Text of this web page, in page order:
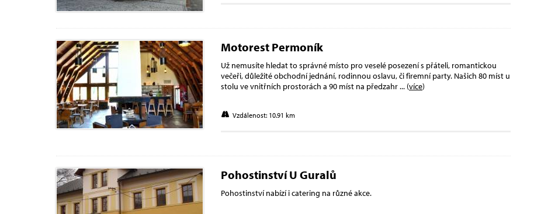
Motorest Permoník
Už nemusíte hledat to správné místo pro veselé posezení s přáteli, romantickou
večeři, důležité obchodní jednání, rodinnou oslavu, či firemní party. Našich 80 míst u
stolu ve vnitřních prostorách a 90 míst na předzahr... (více)
Vzdálenost: 10.91 km
Pohostinství U Guralů
Pohostinství nabízí i catering na různé akce.